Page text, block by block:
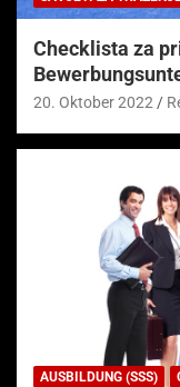
Checklista za
20. Oktober 2022
AUSBILDUNG (SSS)